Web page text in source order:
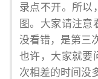
录点不开。所以
图。大家请注意
没看错，是第三
也许，大家就要
次相差的时间没